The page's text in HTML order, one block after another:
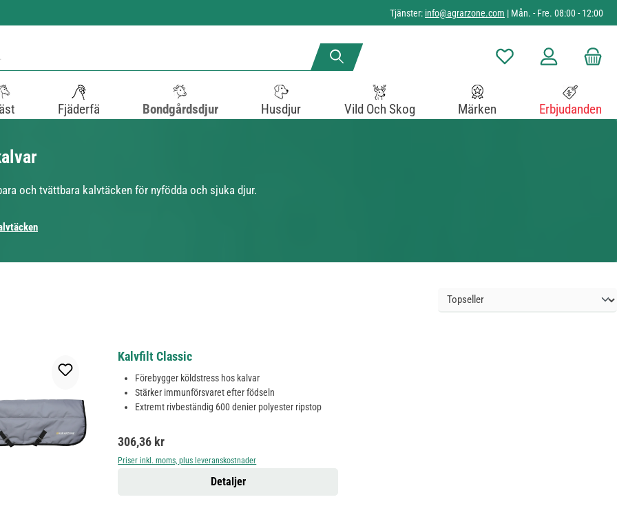
Tjänster: info@agrarzone.com | Mån. - Fre. 08:00 - 12:00
Du har 0 objekt i
Fjäderfä Bondgårdsdjur Husdjur Vild Och Skog Märken Erbjudanden
och tvättbara kalvtäcken för nyfödda och sjuka djur.
Kalvfilt Classic
Förebygger köldstress hos kalvar
Stärker immunförsvaret efter födseln
Extremt rivbeständig 600 denier polyester ripstop
Ordinarie pris:
306,36 kr
Priser inkl. moms, plus leveranskostnader
Detaljer